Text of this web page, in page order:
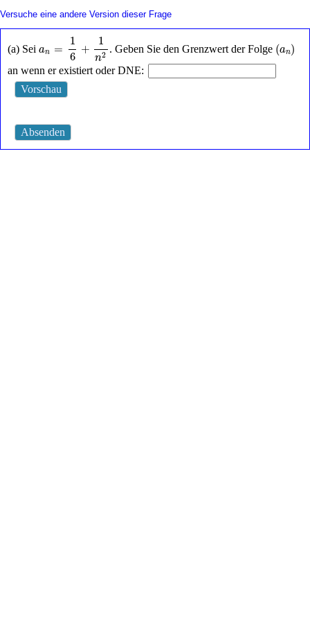
Versuche eine andere Version dieser Frage
(a) Sei an =
1
6
+
1
n2
+1
. Geben Sie den Grenzwert der Folge (an)
(a )
an wenn er existiert oder DNE: